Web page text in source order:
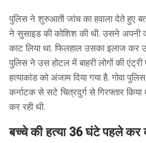
पुलिस ने शुरुआती जांच का हवाला देते हुए
ने सुसाइड की कोशिश की थी. उसने अपनी
काट लिया था. फिलहाल उसका इलाज कर
पुलिस ने उस होटल में बाहरी लोगों की
हत्याकांड को अंजाम दिया गया है. गोवा
कर्नाटक से सटे चित्रदुर्ग से गिरफ्तार
कर रही थी.
बच्चे की हत्या 36 घंटे पहले कर